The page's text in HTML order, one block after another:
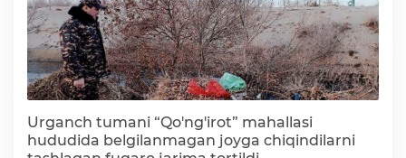
hujjatlar
Korrupsiyaga qarshi kurashish bo'yicha amalga
oshirayotgan ishlar
Urganch tumani “Qo'ng'irot” mahallasi
hududida belgilanmagan joyga chiqindilarni